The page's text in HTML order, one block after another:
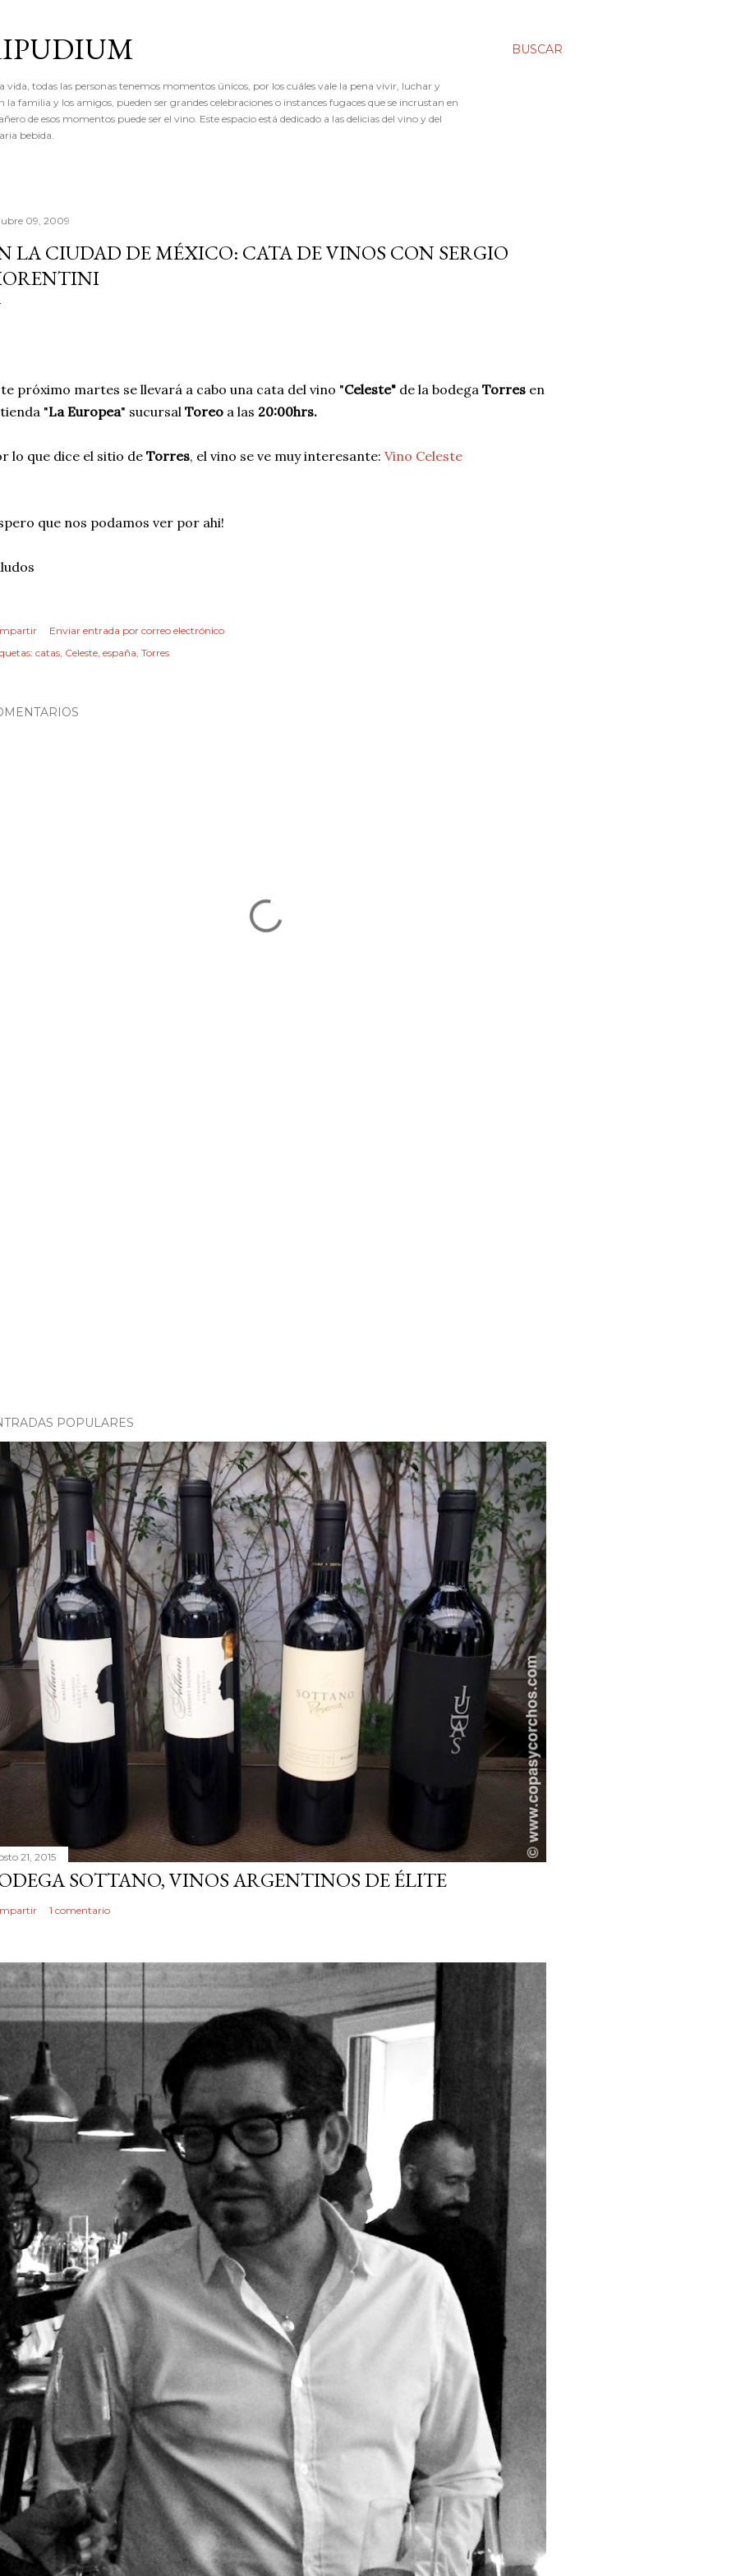
BUSCAR
vida, todas las personas tenemos momentos únicos, por los cuáles vale la pena vivir, luchar y
familia y los amigos, pueden ser grandes celebraciones o instances fugaces que se incrustan en
de esos momentos puede ser el vino. Este espacio está dedicado a las delicias del vino y del
bebida.
09, 2009
LA CIUDAD DE MÉXICO: CATA DE VINOS CON SERGIO
próximo martes se llevará a cabo una cata del vino "Celeste" de la bodega Torres en
"La Europea" sucursal Toreo a las 20:00hrs.
lo que dice el sitio de Torres, el vino se ve muy interesante: Vino Celeste
que nos podamos ver por ahi!
Enviar entrada por correo electrónico
catas Celeste españa Torres
POPULARES
21, 2015
SOTTANO, VINOS ARGENTINOS DE ÉLITE
1 comentario